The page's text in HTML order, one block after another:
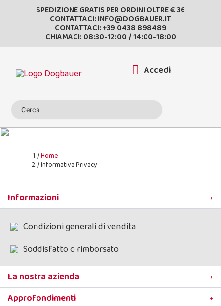
SPEDIZIONE GRATIS PER ORDINI OLTRE € 36
CONTATTACI: INFO@DOGBAUER.IT
CONTATTACI:+39 0438 898489
CHIAMACI: 08:30-12:00 / 14:00-18:00
Accedi
Home
Informativa Privacy
Informazioni
Condizioni generali di vendita
Soddisfatto o rimborsato
La nostra azienda
Approfondimenti